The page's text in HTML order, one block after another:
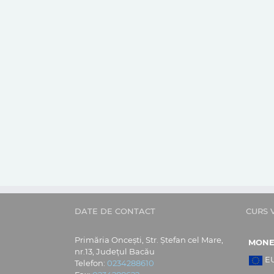
DATE DE CONTACT
Primăria Oncești, Str. Ștefan cel Mare,
nr.13, Județul Bacău
Telefon: 0234288610
CURS